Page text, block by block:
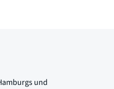
und